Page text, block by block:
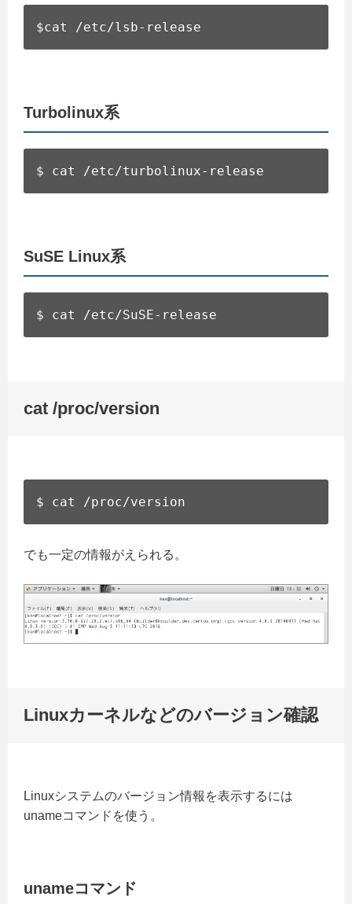
$cat /etc/lsb-release
Turbolinux系
$ cat /etc/turbolinux-release
SuSE Linux系
$ cat /etc/SuSE-release
cat /proc/version
$ cat /proc/version
でも一定の情報がえられる。
Linuxカーネルなどのバージョン確認
Linuxシステムのバージョン情報を表示するには
unameコマンドを使う。
unameコマンド